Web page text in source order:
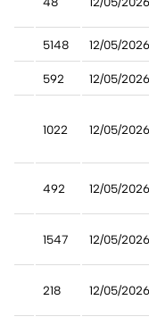
5148 12/05/2026
592 12/05/2026
1022 12/05/2026
492 12/05/2026
1547 12/05/2026
218 12/05/2026